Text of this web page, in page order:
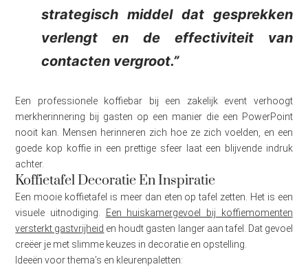
strategisch middel dat gesprekken
verlengt en de effectiviteit van
contacten vergroot.”
Een professionele koffiebar bij een zakelijk event verhoogt
merkherinnering bij gasten op een manier die een PowerPoint
nooit kan. Mensen herinneren zich hoe ze zich voelden, en een
goede kop koffie in een prettige sfeer laat een blijvende indruk
achter.
Koffietafel Decoratie En Inspiratie
Een mooie koffietafel is meer dan eten op tafel zetten. Het is een
visuele uitnodiging.
Een huiskamergevoel bij koffiemomenten
versterkt gastvrijheid en houdt gasten langer aan tafel. Dat gevoel
creëer je met slimme keuzes in decoratie en opstelling.
Ideeën voor thema’s en kleurenpaletten: